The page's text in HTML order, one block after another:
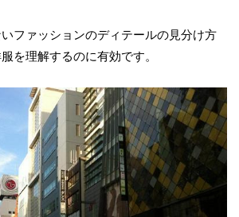
ファッションのディテールの見分け方
を理解するのに有効です。